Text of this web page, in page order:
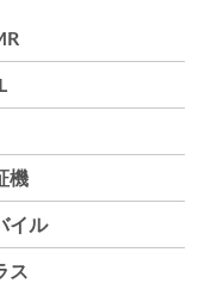
機
イル
ス